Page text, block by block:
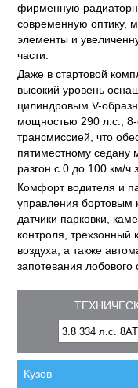
фирменную
современную оптику,
элементы и
части.
Даже в стартовой
высокий уровень
цилиндровым V-
мощностью 290 л.с., 8-
трансмиссией, что
пятиместному седану
разгон с 0 до 100 км/ч
Комфорт водителя и
управления бортовым
датчики парковки,
контроля, трехзонный
воздуха, а также
запотевания лобового
Кузов